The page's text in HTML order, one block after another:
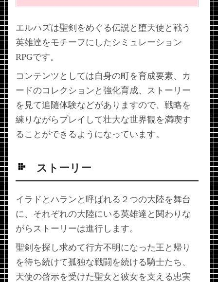
エルハズは聖剣をめぐる伝説と堕天使と戦う
英雄達をモチーフにしたシミュレーション
RPGです。
コンテンツとしては自身の町を育成要素、カ
ードのコレクションと強化育成、ストーリー
を見て追随体験などがありますので、戦略を
練りながらプレイして壮大な世界観を満喫す
ることができるようになっています。
ストーリー
イラドとハランと呼ばれる２つの大陸を舞台
に、それぞれの大陸にいる英雄達と関わりな
がらストーリーは進行します。
聖剣を探し求めて行方不明になった王と帰り
を待ち続けて孤独な戦闘を続ける騎士たち、
天使の啓示を受けた聖女と彼女を支える忠実